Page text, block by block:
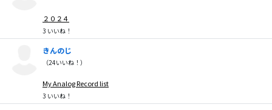
２０２４
3 いいね！
きんのじ
（24いいね！）
My Analog Record list
3 いいね！